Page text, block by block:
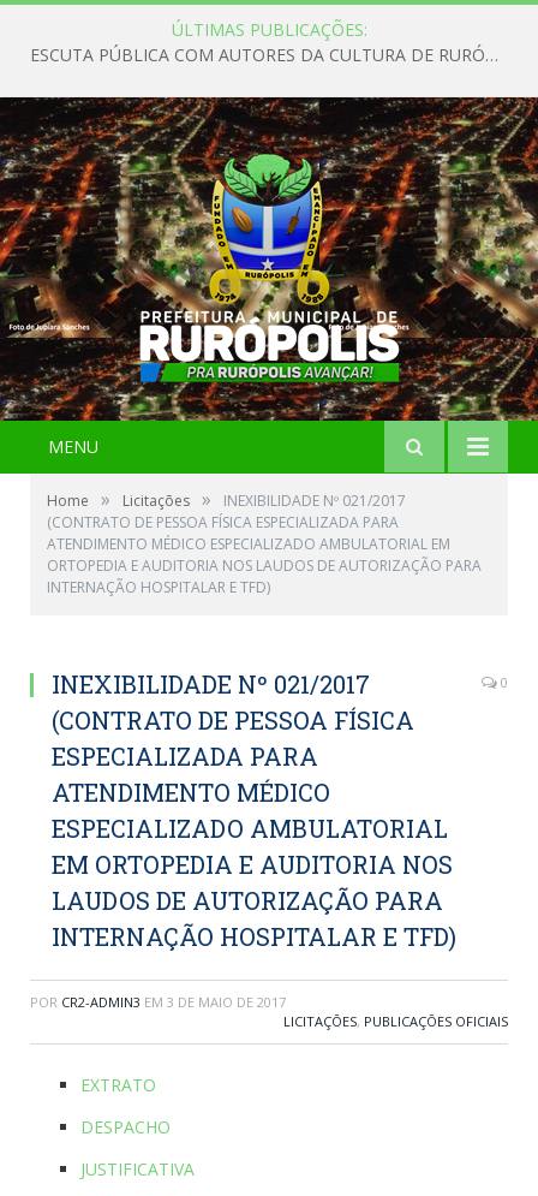
ÚLTIMAS PUBLICAÇÕES:
ESCUTA PÚBLICA COM AUTORES DA CULTURA DE RURÓPOLIS
MENU
Home » Licitações »
INEXIBILIDADE Nº 021/2017
(CONTRATO DE PESSOA FÍSICA ESPECIALIZADA PARA
ATENDIMENTO MÉDICO ESPECIALIZADO AMBULATORIAL EM
ORTOPEDIA E AUDITORIA NOS LAUDOS DE AUTORIZAÇÃO PARA
INTERNAÇÃO HOSPITALAR E TFD)
INEXIBILIDADE Nº 021/2017
(CONTRATO DE PESSOA FÍSICA
ESPECIALIZADA PARA
ATENDIMENTO MÉDICO
ESPECIALIZADO AMBULATORIAL
EM ORTOPEDIA E AUDITORIA NOS
LAUDOS DE AUTORIZAÇÃO PARA
INTERNAÇÃO HOSPITALAR E TFD)
0
POR CR2-ADMIN3 EM 3 DE MAIO DE 2017
LICITAÇÕES, PUBLICAÇÕES OFICIAIS
EXTRATO
DESPACHO
JUSTIFICATIVA